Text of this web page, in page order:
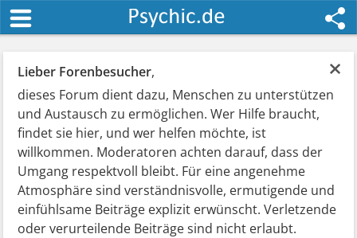
×
Lieber Forenbesucher,
dieses Forum dient dazu, Menschen zu unterstützen
und Austausch zu ermöglichen. Wer Hilfe braucht,
findet sie hier, und wer helfen möchte, ist
willkommen. Moderatoren achten darauf, dass der
Umgang respektvoll bleibt. Für eine angenehme
Atmosphäre sind verständnisvolle, ermutigende und
einfühlsame Beiträge explizit erwünscht. Verletzende
oder verurteilende Beiträge sind nicht erlaubt.